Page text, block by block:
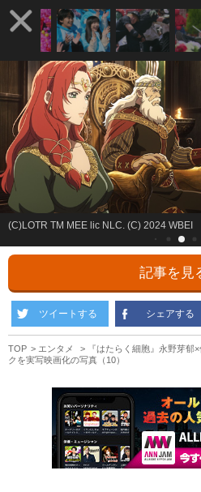
(C)LOTR TM MEE lic NLC. (C) 2024 WBEI
記事を見
ツイートする シェアする
TOP エンタメ
『はたらく細胞』永野芽郁
クを実写映画化の写真（10）